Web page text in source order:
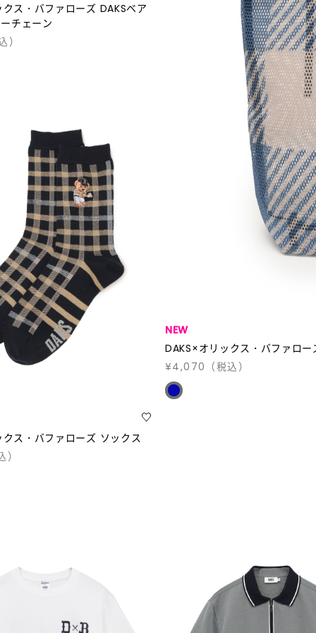
ス・バファローズ DAKSベア
チェーン
）
ス・バファローズ ソックス
NEW
DAKS×オリックス・バファロ
¥4,070 （税込）